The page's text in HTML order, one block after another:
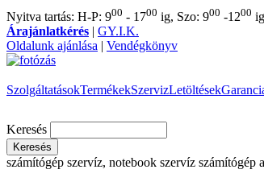
Nyitva tartás: H-P: 900 - 1700 ig, Szo: 900 -1200 ig
Árajánlatkérés | GY.I.K.
Oldalunk ajánlása | Vendégkönyv
SzolgáltatásokTermékekSzervizLetöltések
Keresés
számítógép szervíz, notebook szervíz számítógép